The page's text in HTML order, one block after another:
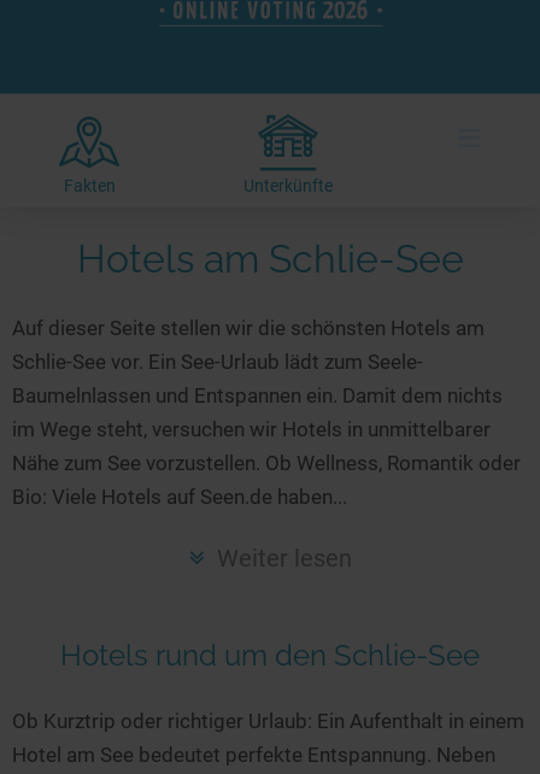
Radtouren am See
Kitesurfen
Kanu- & Kajaktouren
Badeseen in Deutschland
Wellness am See
Urlaub an der Küste
Unterkünfte
Hotels am See
Ferienwohnungen
Camping
Kanu- & Kajak-Urlaub
Wanderurlaub
Bikeurlaub
Auszeit & Wellness
Camping am See
Top-Hotels
Familienhotels
Wellness-Hotels
Biohotels
Ausgefallenes
Häuser auf dem Wasser
Hundefreundliche Unterkünfte
Seen in Deutschland
Seen in Europa
Überwachte Badestellen
Unsere See-Highlights
Top Seen nach Bundesländern
Top Seen nach Regionen
Deutschlands Lieblingsseen
Frankreich
Niederlande
Schweden
Fakten Unterkünfte
Hotels am Schlie-See
Auf dieser Seite stellen wir die schönsten Hotels am
Schlie-See vor. Ein See-Urlaub lädt zum Seele-
Baumelnlassen und Entspannen ein. Damit dem nichts
im Wege steht, versuchen wir Hotels in unmittelbarer
Nähe zum See vorzustellen. Ob Wellness, Romantik oder
Bio: Viele Hotels auf Seen.de haben...
Weiter lesen
Hotels rund um den Schlie-See
Ob Kurztrip oder richtiger Urlaub: Ein Aufenthalt in einem
Hotel am See bedeutet perfekte Entspannung. Neben